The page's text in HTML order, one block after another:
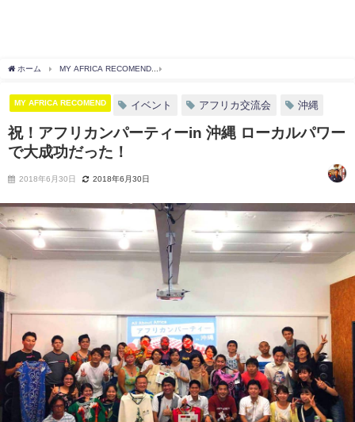
ホーム MY AFRICA RECOMEND
MY AFRICA RECOMEND イベント アフリカ交流会 沖縄
祝！アフリカンパーティーin 沖縄 ローカルパワー
で大成功だった！
2018年6月30日 2018年6月30日